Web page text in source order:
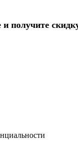
и получите